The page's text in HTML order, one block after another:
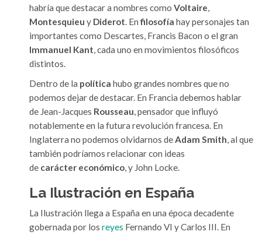
habría que destacar a nombres como Voltaire,
Montesquieu y Diderot. Enfilosofía hay personajes tan
importantes como Descartes, Francis Bacon o el gran
Immanuel Kant, cada uno en movimientos filosóficos
distintos.
Dentro de la política hubo grandes nombres que no
podemos dejar de destacar. En Francia debemos hablar
de Jean-Jacques Rousseau, pensador que influyó
notablemente en la futura revolución francesa. En
Inglaterra no podemos olvidarnos deAdam Smith, al que
también podríamos relacionar con ideas
de carácter económico, y John Locke.
La Ilustración en España
La Ilustración llega a España en una época decadente
gobernada por los reyes Fernando VI y Carlos III. En